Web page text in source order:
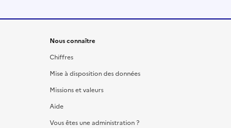
Nous connaître
Chiffres
Mise à disposition des données
Missions et valeurs
Aide
Vous êtes une administration ?